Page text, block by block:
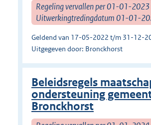
Regeling vervallen per 01-01-2023
Uitwerkingtredingdatum 01-01-
Geldend van 17-05-2022 t/m 31-12-
Uitgegeven door: Bronckhorst
Beleidsregels
ondersteuning
Bronckhorst